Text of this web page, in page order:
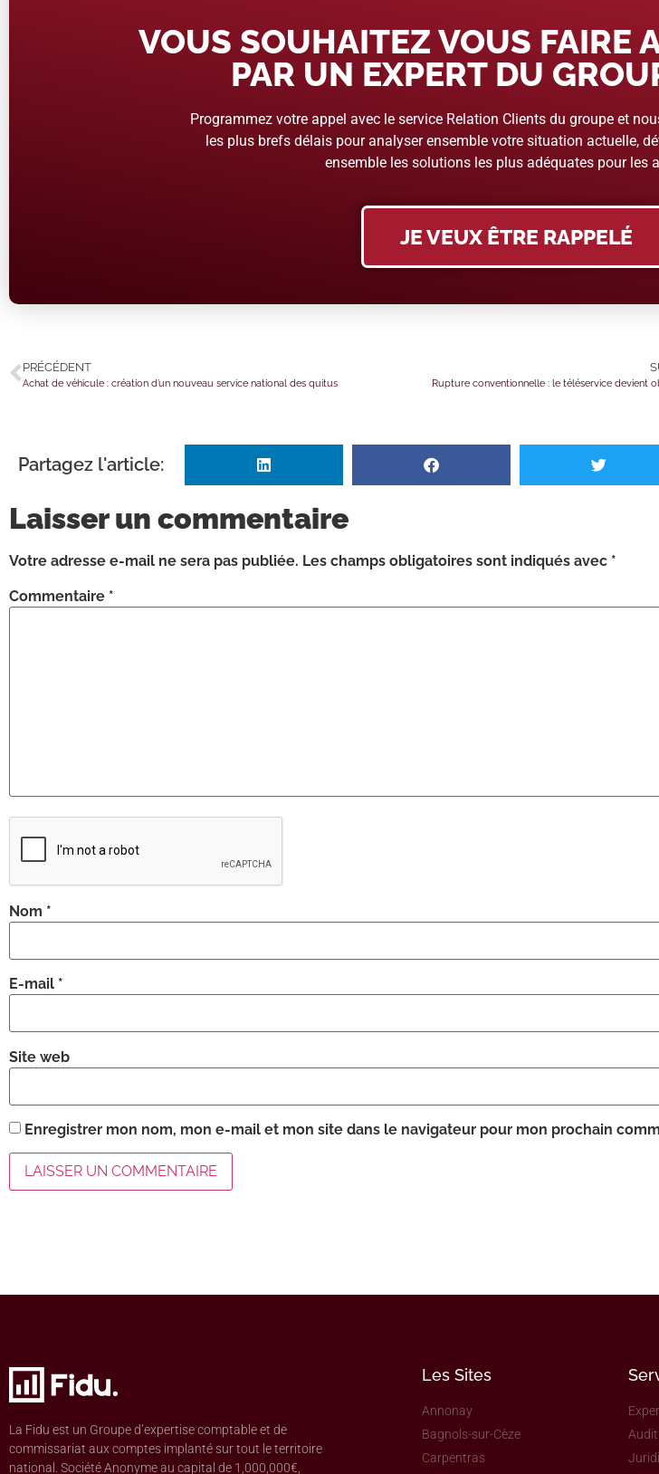
VOUS SOUHAITEZ VOUS FAIRE
PAR UN EXPERT DU
Programmez votre appel avec le service Relation Clients du groupe et
les plus brefs délais pour analyser ensemble votre situation actuelle,
ensemble les solutions les plus adéquates pour les
JE VEUX ÊTRE RAPPELÉ
PRÉCÉDENT
Achat de véhicule : création d’un nouveau service national des quitus Rupture conventionnelle : le téléservice devient
Partagez l'article:
Laisser un commentaire
Votre adresse e-mail ne sera pas publiée. Les champs obligatoires sont indiqués avec *
Commentaire *
Nom *
E-mail *
Site web
Enregistrer mon nom, mon e-mail et mon site dans le navigateur pour mon prochain
La Fidu est un Groupe d’expertise comptable et de
commissariat aux comptes implanté sur tout le territoire
national. Société Anonyme au capital de 1,000,000€,
Les Sites
Annonay
Bagnols-sur-Cèze
Carpentras
Audit